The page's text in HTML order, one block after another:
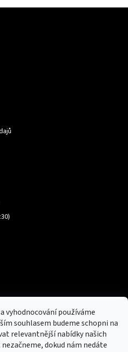
vyhodnocování používáme
souhlasem budeme schopni na
relevantnější nabídky našich
dokud nám nedáte